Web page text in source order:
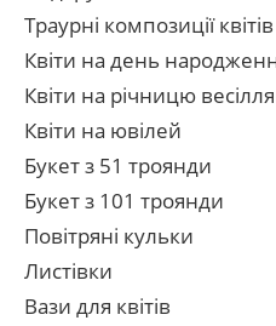
Траурні композиції квітів
Квіти на день
Квіти на річницю весілля
Квіти на ювілей
Букет з 51 троянди
Букет з 101 троянди
Повітряні кульки
Листівки
Вази для квітів